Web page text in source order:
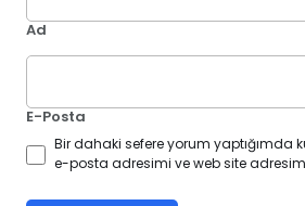
Ad
E-Posta
Bir dahaki sefere yorum yaptığımda
e-posta adresimi ve web site